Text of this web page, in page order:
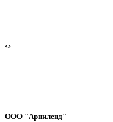
‹›
ООО "Арниленд"